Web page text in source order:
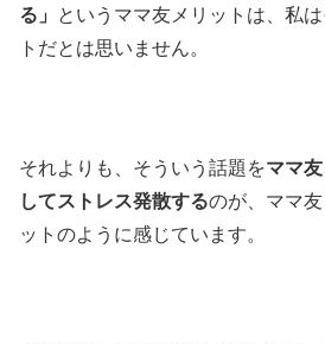
る」
というママ友メリットは、私
トだとは思いません。
それよりも、そういう話題をママ
してストレス発散するのが、ママ
ットのように感じています。